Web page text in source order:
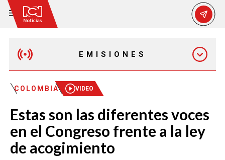
EMISIONES
EMISIÓN 12:30 PM
EMISIÓN 7:00 PM
COLOMBIA VIDEO
Estas son las diferentes voces
en el Congreso frente a la ley
de acogimiento